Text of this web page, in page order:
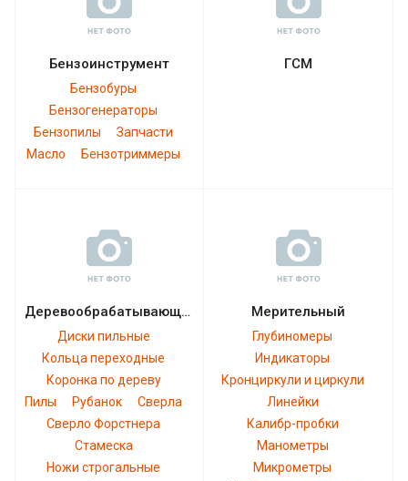
Бензоинструмент
Бензобуры
Бензогенераторы
Бензопилы
Запчасти
Масло
Бензотриммеры
ГСМ
Деревообрабатывающий
Диски пильные
Кольца переходные
Коронка по дереву
Пилы
Рубанок
Сверла
Сверло Форстнера
Стамеска
Ножи строгальные
Мерительный
Глубиномеры
Индикаторы
Кронциркули и циркули
Линейки
Калибр-пробки
Манометры
Микрометры